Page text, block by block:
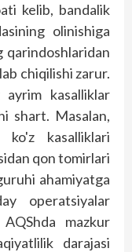
kelib, bandalik
olinishiga
qarindoshlaridan
chiqilishi zarur.
kasalliklar
shart. Masalan,
kasal­liklari
qon tomirlari
ahamiyatga
operatsiyalar
mazkur
darajasi